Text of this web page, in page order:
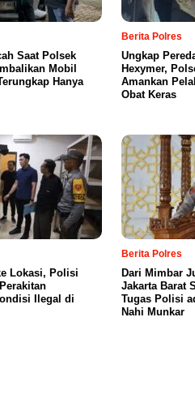
Saat Polsek
Mobil
Hanya
Berita Polres
Ungkap
Hexymer,
Amankan
Obat Keras
Lokasi, Polisi
Ilegal di
Berita Polres
Dari Mimbar
Jakarta Barat
Tugas Polisi
Nahi Munkar